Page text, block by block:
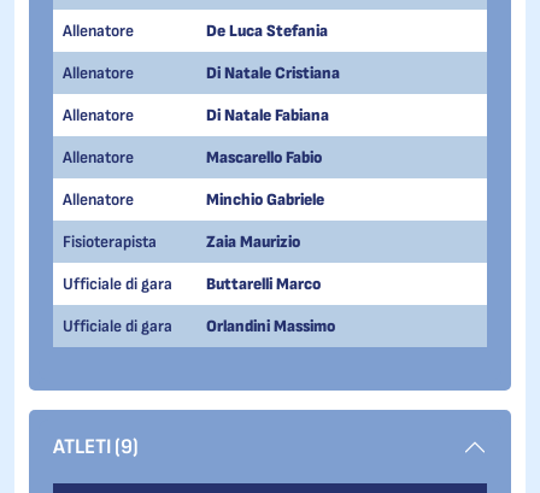
Allenatore De Luca Stefania
Allenatore Di Natale Cristiana
Allenatore Di Natale Fabiana
Allenatore Mascarello Fabio
Allenatore Minchio Gabriele
Fisioterapista Zaia Maurizio
Ufficiale di gara Buttarelli Marco
Ufficiale di gara Orlandini Massimo
ATLETI (9)